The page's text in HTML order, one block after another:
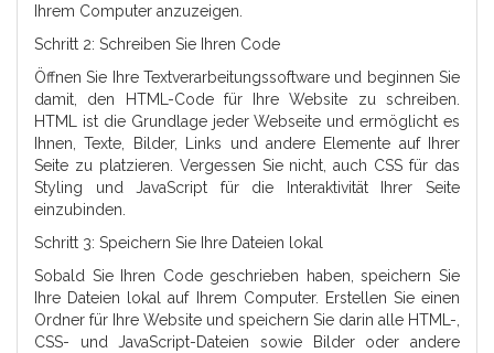
Ihrem Computer anzuzeigen.
Schritt 2: Schreiben Sie Ihren Code
Öffnen Sie Ihre Textverarbeitungssoftware und beginnen Sie
damit, den HTML-Code für Ihre Website zu schreiben.
HTML ist die Grundlage jeder Webseite und ermöglicht es
Ihnen, Texte, Bilder, Links und andere Elemente auf Ihrer
Seite zu platzieren. Vergessen Sie nicht, auch CSS für das
Styling und JavaScript für die Interaktivität Ihrer Seite
einzubinden.
Schritt 3: Speichern Sie Ihre Dateien lokal
Sobald Sie Ihren Code geschrieben haben, speichern Sie
Ihre Dateien lokal auf Ihrem Computer. Erstellen Sie einen
Ordner für Ihre Website und speichern Sie darin alle HTML-,
CSS- und JavaScript-Dateien sowie Bilder oder andere